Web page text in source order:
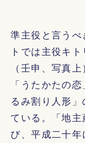
準主役と言う
トでは主役キ
（壬申、写真
「うたかたの
るみ割り人形
ている。「地
び、平成二十